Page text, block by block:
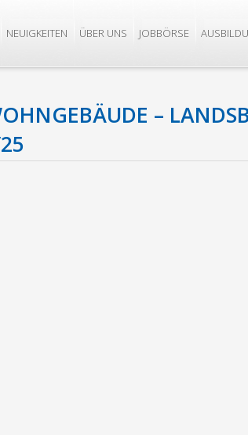
NEUIGKEITEN ÜBER UNS JOBBÖRSE
–